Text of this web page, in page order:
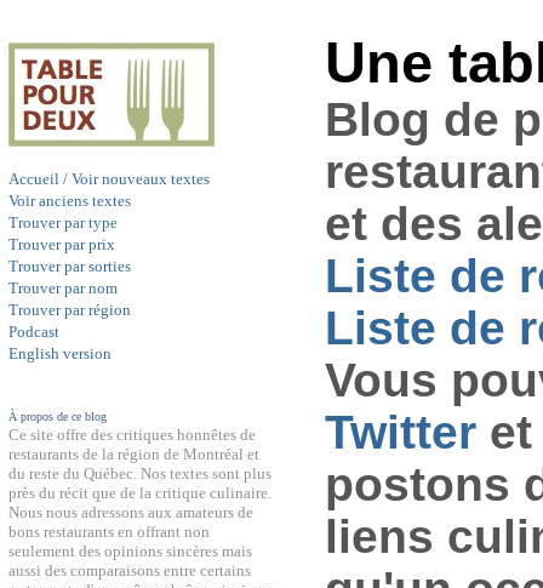
Accueil / Voir nouveaux textes
Voir anciens textes
Trouver par type
Trouver par prix
Trouver par sorties
Trouver par nom
Trouver par région
Podcast
English version
À propos de ce blog
Ce site offre des critiques honnêtes de
restaurants de la région de Montréal et
du reste du Québec. Nos textes sont plus
près du récit que de la critique culinaire.
Nous nous adressons aux amateurs de
bons restaurants en offrant non
seulement des opinions sincères mais
aussi des comparaisons entre certains
Une
Blog de
et des
Liste de
Liste de
Vous
Twitter
postons
liens